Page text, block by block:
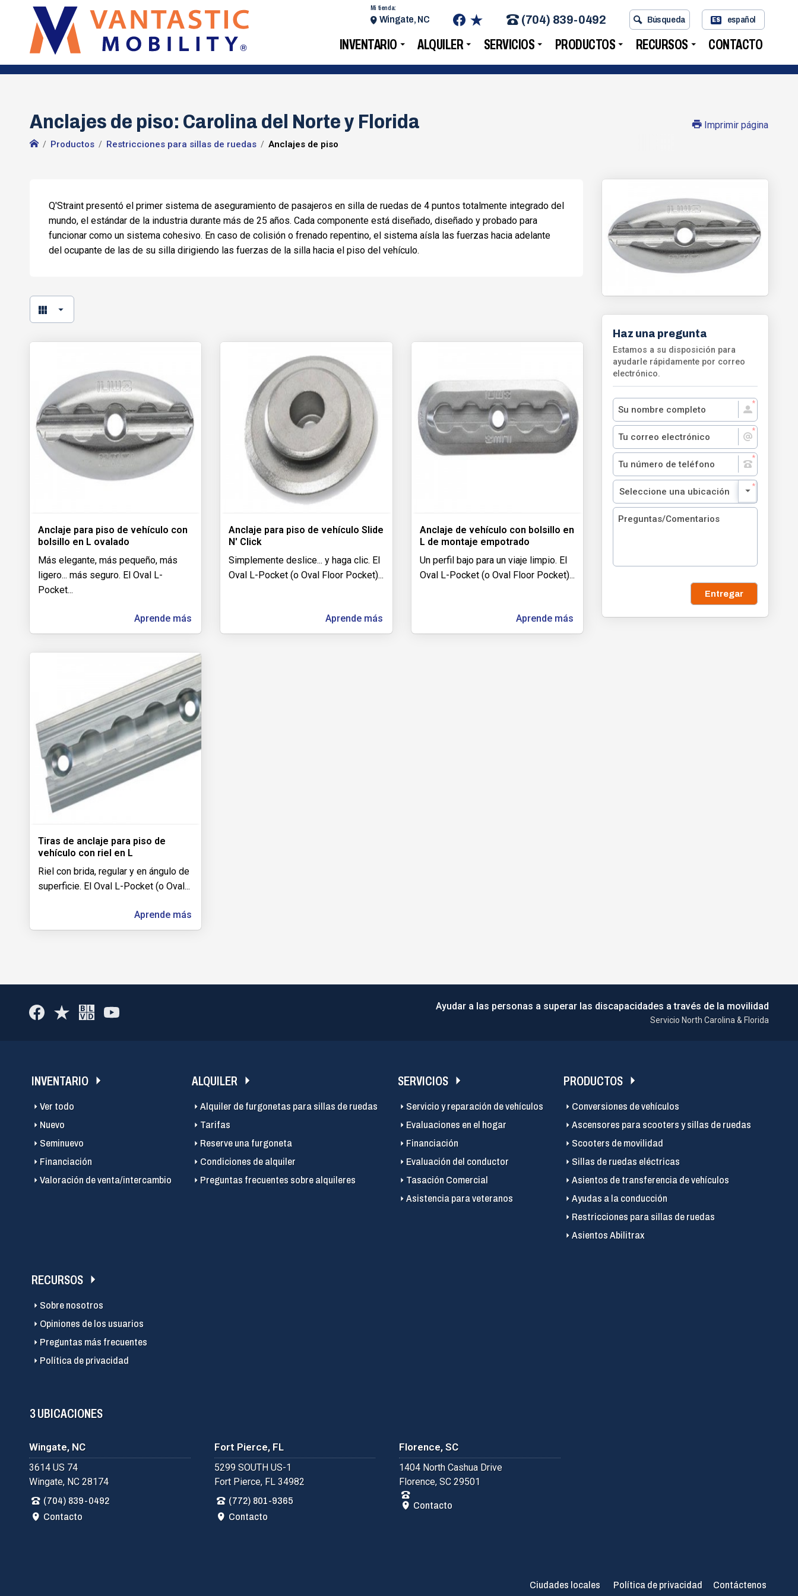
INVENTARIO ALQUILER SERVICIOS PRODUCTOS RECURSOS CONTACTO
Mi tienda:
Wingate, NC (704) 839-0492 Búsqueda ES español
Anclajes de piso: Carolina del Norte y Florida
Productos Restricciones para sillas de ruedas Anclajes de piso
Imprimir página
Q'Straint presentó el primer sistema de aseguramiento de pasajeros en silla de ruedas de 4 puntos totalmente integrado del
mundo, el estándar de la industria durante más de 25 años. Cada componente está diseñado, diseñado y probado para
funcionar como un sistema cohesivo. En caso de colisión o frenado repentino, el sistema aísla las fuerzas hacia adelante
del ocupante de las de su silla dirigiendo las fuerzas de la silla hacia el piso del vehículo.
Anclaje para piso de vehículo con
bolsillo en L ovalado
Más elegante, más pequeño, más
ligero... más seguro. El Oval L-
Pocket...
Aprende más
Anclaje para piso de vehículo Slide
N' Click
Simplemente deslice... y haga clic. El
Oval L-Pocket (o Oval Floor Pocket)...
Aprende más
Anclaje de vehículo con bolsillo en
L de montaje empotrado
Un perfil bajo para un viaje limpio. El
Oval L-Pocket (o Oval Floor Pocket)...
Aprende más
Tiras de anclaje para piso de
vehículo con riel en L
Riel con brida, regular y en ángulo de
superficie. El Oval L-Pocket (o Oval...
Aprende más
Haz una pregunta
Estamos a su disposición para
ayudarle rápidamente por correo
electrónico.
Entregar
Ayudar a las personas a superar las discapacidades a través de la movilidad
Servicio North Carolina & Florida
INVENTARIO
Ver todo
Nuevo
Seminuevo
Financiación
Valoración de venta/intercambio
ALQUILER
Alquiler de furgonetas para sillas de ruedas
Tarifas
Reserve una furgoneta
Condiciones de alquiler
Preguntas frecuentes sobre alquileres
SERVICIOS
Servicio y reparación de vehículos
Evaluaciones en el hogar
Financiación
Evaluación del conductor
Tasación Comercial
Asistencia para veteranos
PRODUCTOS
Conversiones de vehículos
Ascensores para scooters y sillas de ruedas
Scooters de movilidad
Sillas de ruedas eléctricas
Asientos de transferencia de vehículos
Ayudas a la conducción
Restricciones para sillas de ruedas
Asientos Abilitrax
RECURSOS
Sobre nosotros
Opiniones de los usuarios
Preguntas más frecuentes
Política de privacidad
3 UBICACIONES
Wingate, NC
3614 US 74
Wingate, NC 28174
(704) 839-0492
Contacto
Fort Pierce, FL
5299 SOUTH US-1
Fort Pierce, FL 34982
(772) 801-9365
Contacto
Florence, SC
1404 North Cashua Drive
Florence, SC 29501
Contacto
Ciudades locales Política de privacidad Contáctenos